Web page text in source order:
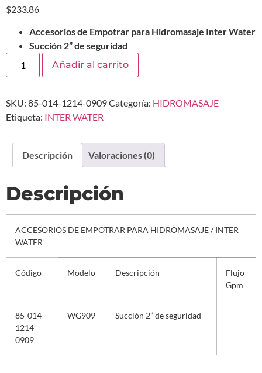
$233.86
Accesorios de Empotrar para Hidromasaje Inter Water
Succión 2” de seguridad
Añadir al carrito
SKU: 85-014-1214-0909Categoría: HIDROMASAJE
Etiqueta: INTER WATER
Descripción Valoraciones (0)
Descripción
ACCESORIOS DE EMPOTRAR PARA HIDROMASAJE / INTER
WATER
Código Modelo Descripción
Flujo
Gpm
85-014-
1214-
0909
WG909 Succión 2” de seguridad